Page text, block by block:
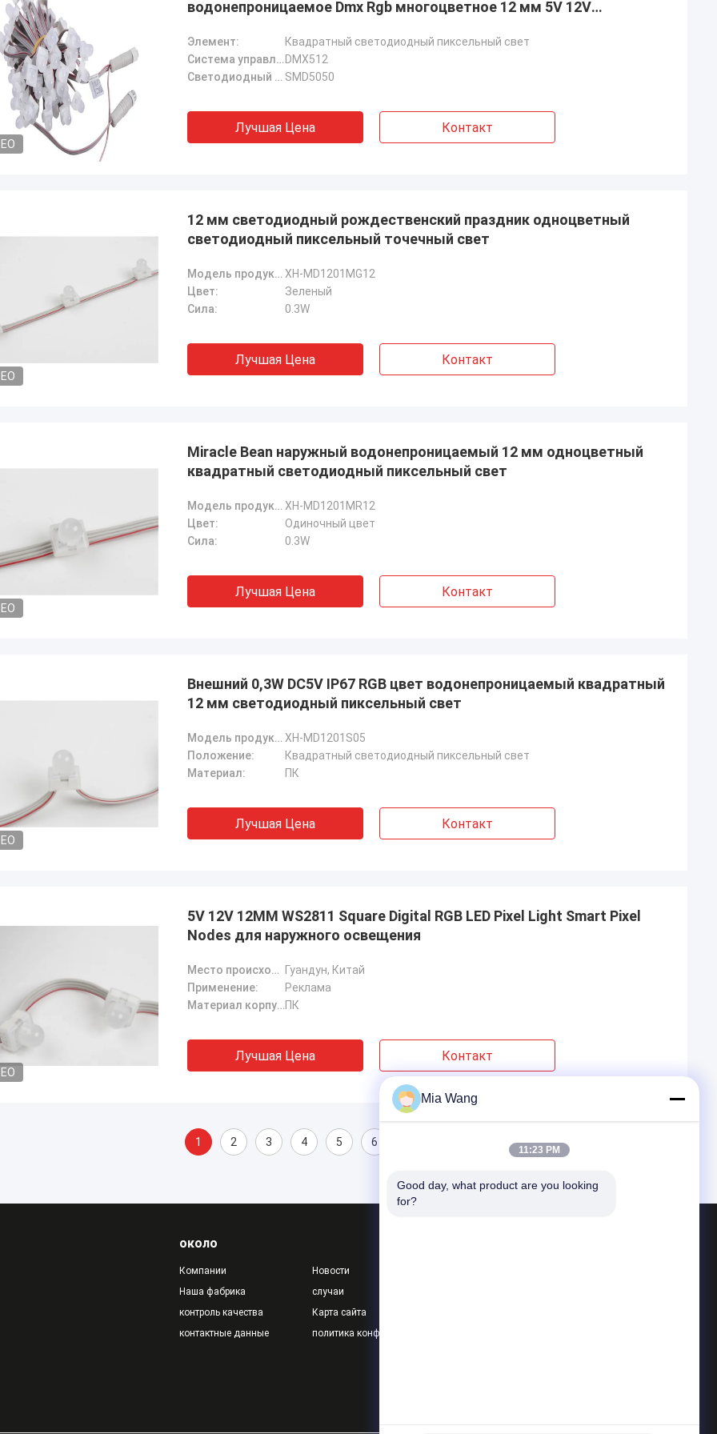
водонепроницаемое Dmx Rgb многоцветное 12 мм 5V 12V
Элемент:
Квадратный светодиодный пиксельный свет
Система управления: DMX512
Светодиодный источник: SMD5050
Лучшая Цена Контакт
12 мм светодиодный рождественский праздник одноцветный
светодиодный пиксельный точечный свет
Модель продукта: XH-MD1201MG12
Цвет:
Зеленый
Сила:
0.3W
Лучшая Цена Контакт
Miracle Bean наружный водонепроницаемый 12 мм одноцветный
квадратный светодиодный пиксельный свет
Модель продукта: XH-MD1201MR12
Цвет:
Одиночный цвет
Сила:
0.3W
Лучшая Цена Контакт
Внешний 0,3W DC5V IP67 RGB цвет водонепроницаемый квадратный
12 мм светодиодный пиксельный свет
Модель продукта: XH-MD1201S05
Положение:
Квадратный светодиодный пиксельный свет
Материал:
ПК
Лучшая Цена Контакт
5V 12V 12MM WS2811 Square Digital RGB LED Pixel Light Smart Pixel
Nodes для наружного освещения
Место происхождения:
Гуандун, Китай
Применение:
Реклама
Материал корпуса лампы:ПК
Лучшая Цена Контакт
1 2 3 4 5 6
около
Компании
Наша фабрика
контроль качества
контактные данные
Новости
случаи
Карта сайта
политика конфиденциальности
Mia Wang
11:23 PM
Good day, what product are you looking
for?